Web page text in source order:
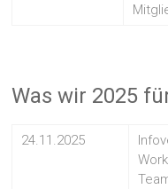
Was wir 2025
24.11.2025